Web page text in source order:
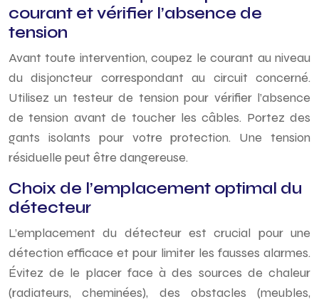
courant et vérifier l’absence de
tension
Avant toute intervention, coupez le courant au niveau
du disjoncteur correspondant au circuit concerné.
Utilisez un testeur de tension pour vérifier l’absence
de tension avant de toucher les câbles. Portez des
gants isolants pour votre protection. Une tension
résiduelle peut être dangereuse.
Choix de l’emplacement optimal du
détecteur
L’emplacement du détecteur est crucial pour une
détection efficace et pour limiter les fausses alarmes.
Évitez de le placer face à des sources de chaleur
(radiateurs, cheminées), des obstacles (meubles,